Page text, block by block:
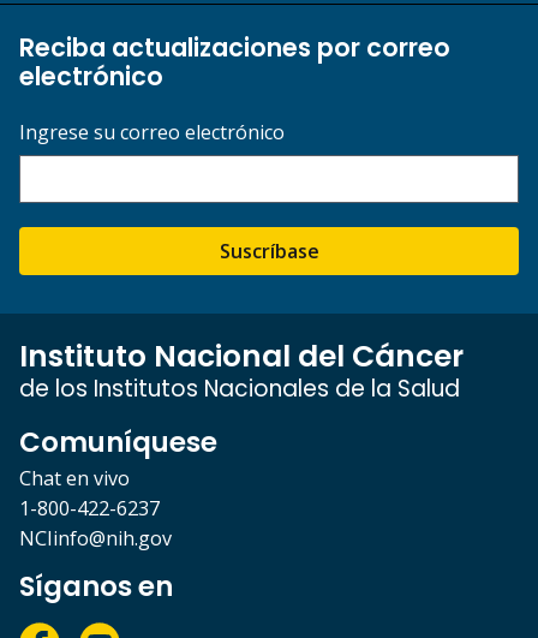
Reciba actualizaciones por correo
electrónico
Ingrese su correo electrónico
Suscríbase
Instituto Nacional del Cáncer
de los Institutos Nacionales de la Salud
Comuníquese
Chat en vivo
1-800-422-6237
NCIinfo@nih.gov
Síganos en